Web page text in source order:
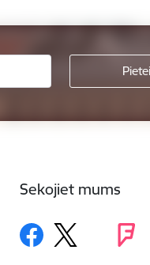
Sekojiet mums